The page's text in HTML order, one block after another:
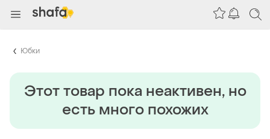
Юбки
Этот товар пока неактивен, но
есть много похожих